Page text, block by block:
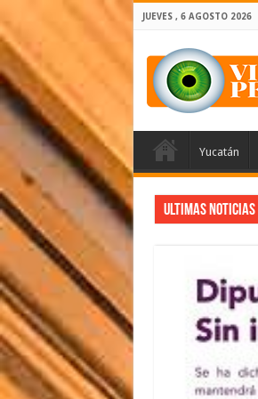
JUEVES , 6 AGOSTO 2026
Yucatán
Ultimas Noticias